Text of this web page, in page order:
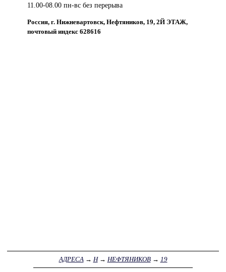
11.00-08.00 пн-вс без перерыва
Россия, г. Нижневартовск, Нефтяников, 19, 2Й ЭТАЖ,
почтовый индекс 628616
АДРЕСА→ Н→ НЕФТЯНИКОВ→ 19